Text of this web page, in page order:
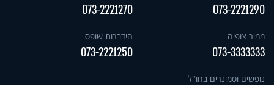
073-2221290
073-2221270
ממיר צופיה
073-3333333
הידברות שופס
073-2221250
נופשים וסמינרים בחו"ל